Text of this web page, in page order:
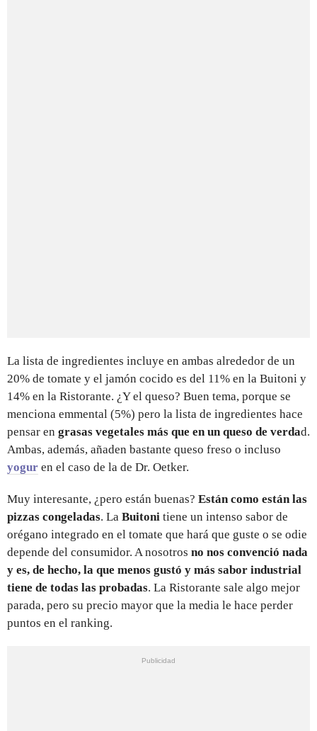
La lista de ingredientes incluye en ambas alrededor de un
20% de tomate y el jamón cocido es del 11% en la Buitoni y
14% en la Ristorante. ¿Y el queso? Buen tema, porque se
menciona emmental (5%) pero la lista de ingredientes hace
pensar en grasas vegetales más que en un queso de verdad.
Ambas, además, añaden bastante queso freso o incluso
yogur en el caso de la de Dr. Oetker.
Muy interesante, ¿pero están buenas? Están como están las
pizzas congeladas. La Buitoni tiene un intenso sabor de
orégano integrado en el tomate que hará que guste o se odie
depende del consumidor. A nosotros no nos convenció nada
y es, de hecho, la que menos gustó y más sabor industrial
tiene de todas las probadas. La Ristorante sale algo mejor
parada, pero su precio mayor que la media le hace perder
puntos en el ranking.